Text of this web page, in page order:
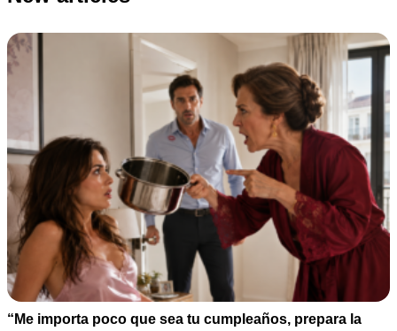
“Me importa poco que sea tu cumpleaños, prepara la